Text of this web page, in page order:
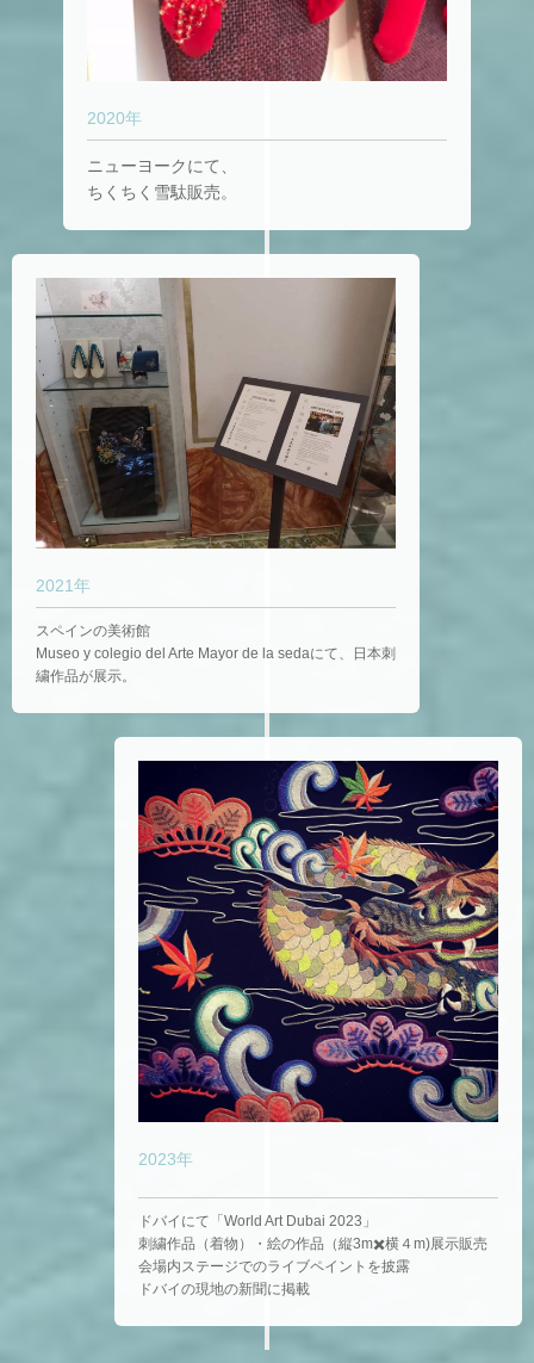
2020年
ニューヨークにて、
ちくちく雪駄販売。
2021年
スペインの美術館
Museo y colegio del Arte Mayor de la sedaにて、日本刺
繍作品が展示。
2023年
ドバイにて「World Art Dubai 2023」
刺繍作品（着物）・絵の作品（縦3m✖️横４m)展示販売
会場内ステージでのライブペイントを披露
ドバイの現地の新聞に掲載